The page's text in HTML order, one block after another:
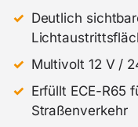
Deutlich
Multivolt 12 V /
Erfüllt ECE-R65
Straßenverkehr